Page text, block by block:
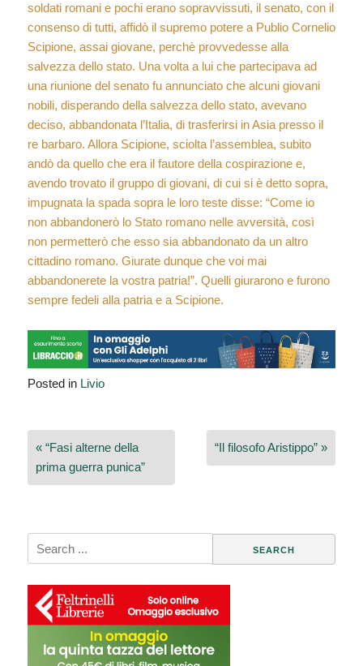
soldati romani e pochi erano sopravvissuti, il senato, con il
consenso di tutti, affidò il supremo potere a Publio Cornelio
Scipione, assai giovane, perchè provvedesse alla
salvezza dello stato. Una volta a lui che partecipava ad
una riunione del senato fu annunciato che alcuni giovani
nobili, disperando della salvezza dello stato, avevano
deciso, abbandonata l’Italia, di trasferirsi in Asia presso il
re barbaro. Allora Scipione, sciolta l’assemblea, subito
andò da quello che era il fautore della cospirazione e,
avendo trovato il gruppo di giovani, di cui si è detto sopra,
impugnata la spada sopra le loro teste disse: “Come io
non abbandonerò lo Stato romano nelle avversità, così
non permetterò che esso sia abbandonato da un altro
cittadino romano. Giurate dunque che voi mai
abbandonerete la vostra patria!”. Quelli giurarono e furono
sempre fedeli alla patria e a Scipione.
Posted in Livio
Navigazione
articoli
« “Fasi alterne della
prima guerra punica”
“Il filosofo Aristippo” »
Search
for: